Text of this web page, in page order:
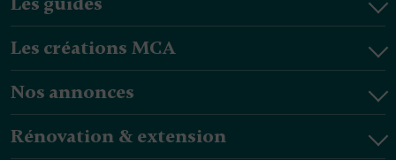
Les créations MCA
Nos annonces
Rénovation & extension